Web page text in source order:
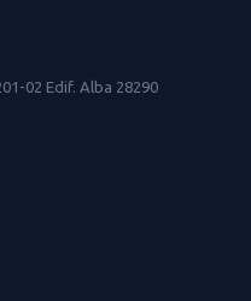
02 Edif. Alba 28290